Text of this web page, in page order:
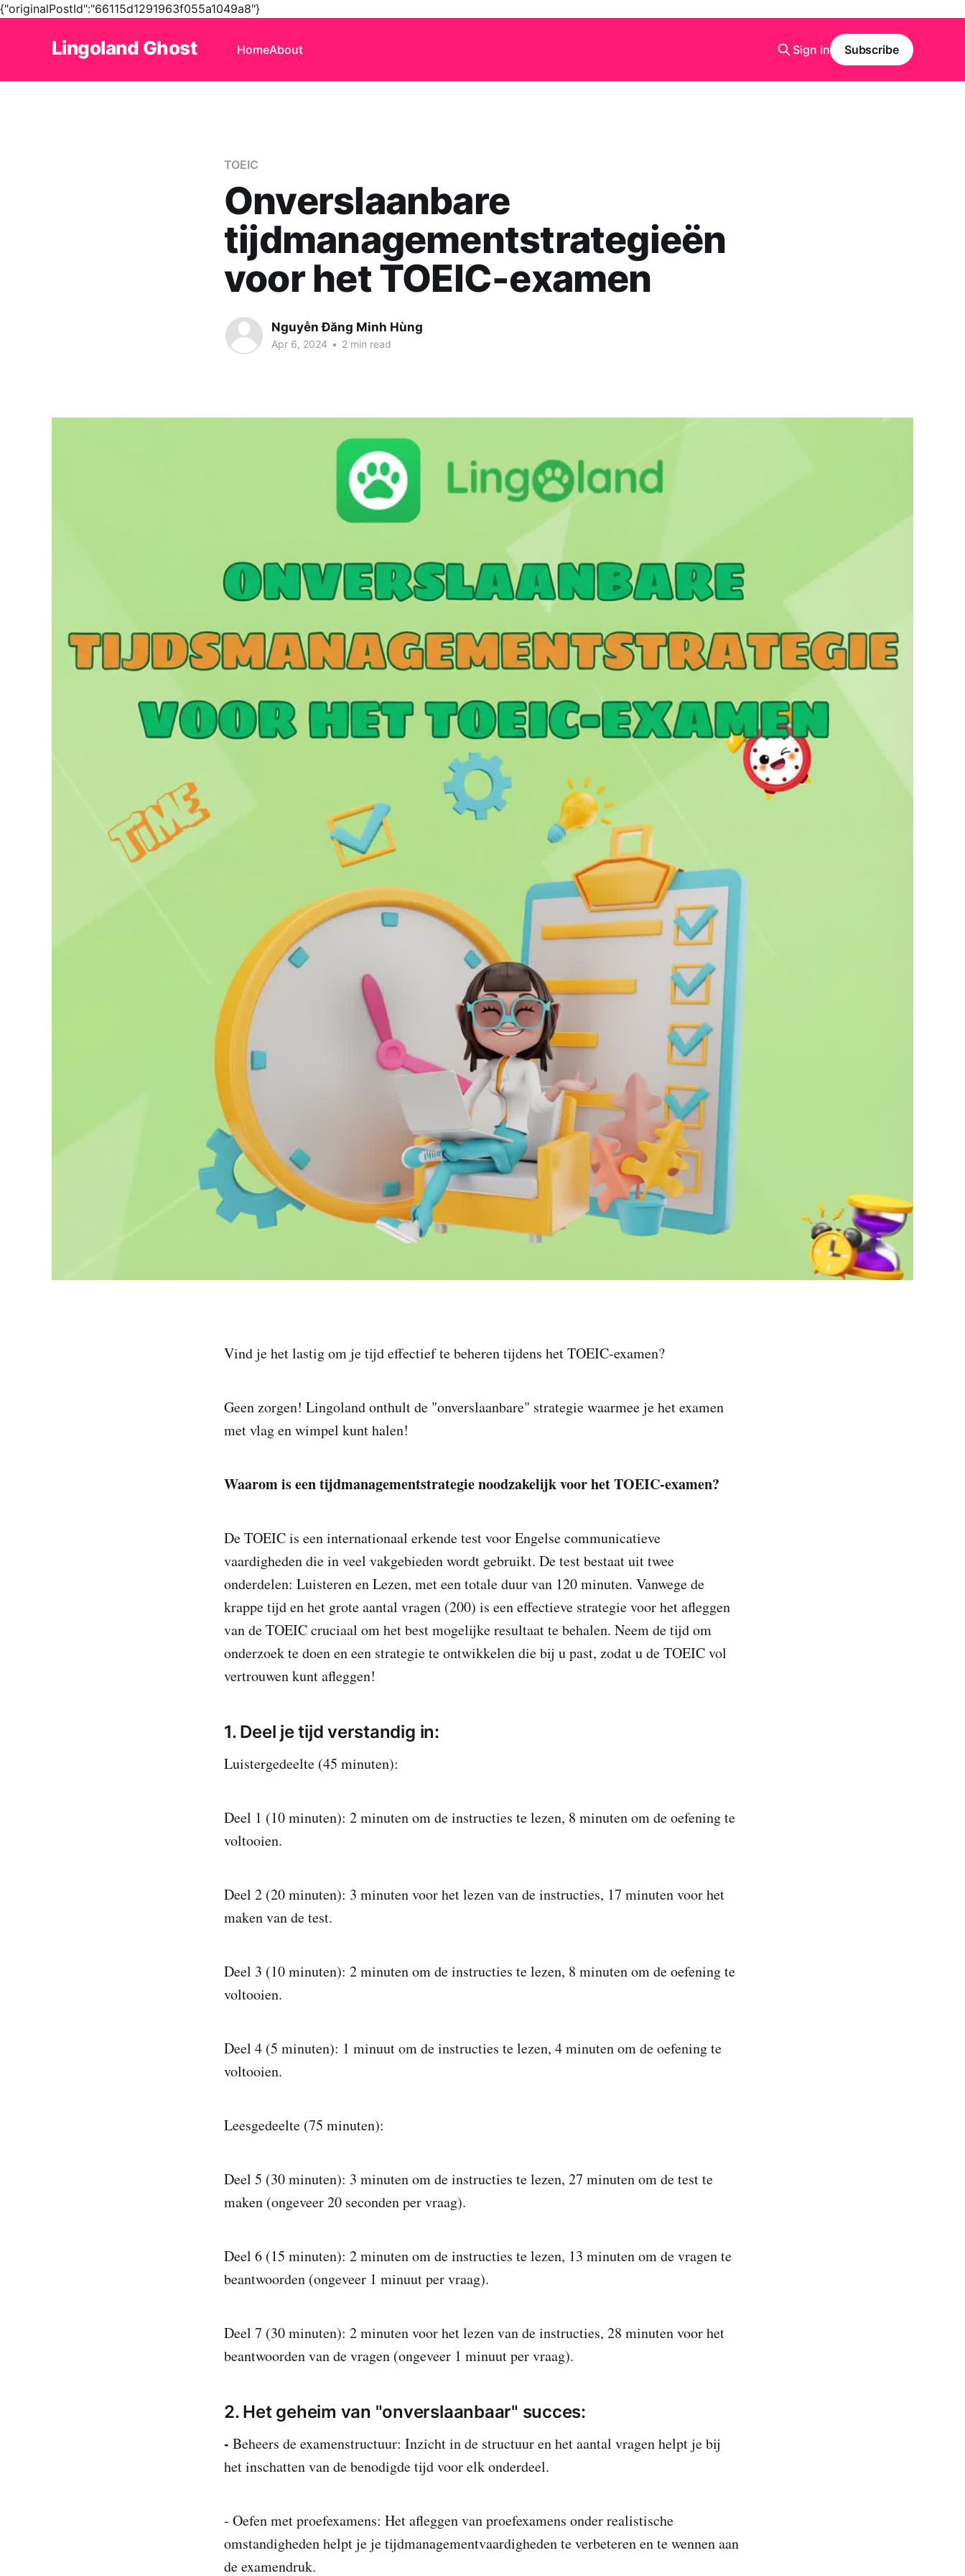
{"originalPostId":"66115d1291963f055a1049a8"}
Lingoland Ghost HomeAbout Sign in Subscribe
TOEIC
Onverslaanbare
tijdmanagementstrategieën
voor het TOEIC-examen
Nguyễn Đăng Minh Hùng
Apr 6, 2024 • 2 min read
Vind je het lastig om je tijd effectief te beheren tijdens het TOEIC-examen?
Geen zorgen! Lingoland onthult de "onverslaanbare" strategie waarmee je het examen
met vlag en wimpel kunt halen!
Waarom is een tijdmanagementstrategie noodzakelijk voor het TOEIC-examen?
De TOEIC is een internationaal erkende test voor Engelse communicatieve
vaardigheden die in veel vakgebieden wordt gebruikt. De test bestaat uit twee
onderdelen: Luisteren en Lezen, met een totale duur van 120 minuten. Vanwege de
krappe tijd en het grote aantal vragen (200) is een effectieve strategie voor het afleggen
van de TOEIC cruciaal om het best mogelijke resultaat te behalen. Neem de tijd om
onderzoek te doen en een strategie te ontwikkelen die bij u past, zodat u de TOEIC vol
vertrouwen kunt afleggen!
1. Deel je tijd verstandig in:
Luistergedeelte (45 minuten):
Deel 1 (10 minuten): 2 minuten om de instructies te lezen, 8 minuten om de oefening te
voltooien.
Deel 2 (20 minuten): 3 minuten voor het lezen van de instructies, 17 minuten voor het
maken van de test.
Deel 3 (10 minuten): 2 minuten om de instructies te lezen, 8 minuten om de oefening te
voltooien.
Deel 4 (5 minuten): 1 minuut om de instructies te lezen, 4 minuten om de oefening te
voltooien.
Leesgedeelte (75 minuten):
Deel 5 (30 minuten): 3 minuten om de instructies te lezen, 27 minuten om de test te
maken (ongeveer 20 seconden per vraag).
Deel 6 (15 minuten): 2 minuten om de instructies te lezen, 13 minuten om de vragen te
beantwoorden (ongeveer 1 minuut per vraag).
Deel 7 (30 minuten): 2 minuten voor het lezen van de instructies, 28 minuten voor het
beantwoorden van de vragen (ongeveer 1 minuut per vraag).
2. Het geheim van "onverslaanbaar" succes:
- Beheers de examenstructuur: Inzicht in de structuur en het aantal vragen helpt je bij
het inschatten van de benodigde tijd voor elk onderdeel.
- Oefen met proefexamens: Het afleggen van proefexamens onder realistische
omstandigheden helpt je je tijdmanagementvaardigheden te verbeteren en te wennen aan
de examendruk.